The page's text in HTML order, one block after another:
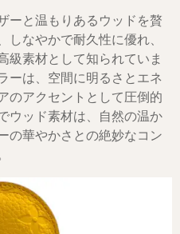
ーと温もりあるウッドを贅
しなやかで耐久性に優れ、
級素材として知られていま
ーは、空間に明るさとエネ
のアクセントとして圧倒的
ウッド素材は、自然の温か
の華やかさとの絶妙なコン